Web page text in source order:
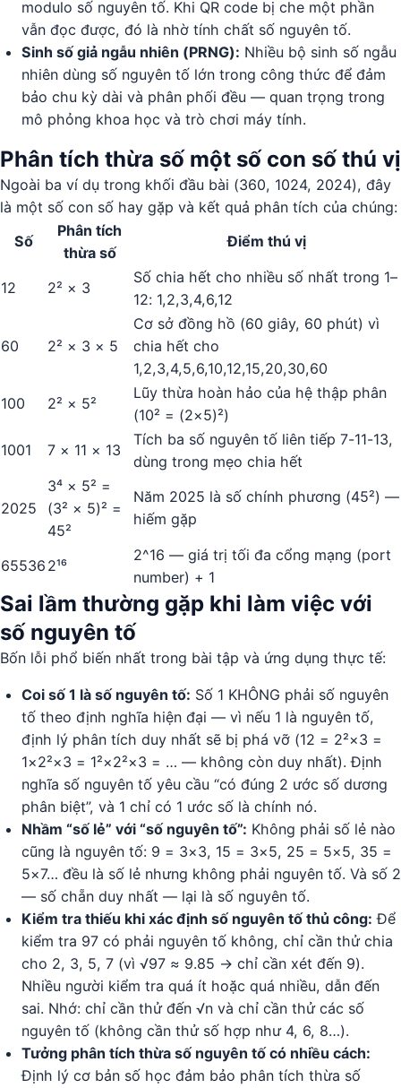
modulo số nguyên tố. Khi QR code bị che một phần
vẫn đọc được, đó là nhờ tính chất số nguyên tố.
Sinh số giả ngẫu nhiên (PRNG): Nhiều bộ sinh số ngẫu
nhiên dùng số nguyên tố lớn trong công thức để đảm
bảo chu kỳ dài và phân phối đều — quan trọng trong
mô phỏng khoa học và trò chơi máy tính.
Phân tích thừa số một số con số thú vị
Ngoài ba ví dụ trong khối đầu bài (360, 1024, 2024), đây
là một số con số hay gặp và kết quả phân tích của chúng:
Số
Phân tích
thừa số
Điểm thú vị
12 2² × 3
Số chia hết cho nhiều số nhất trong 1–
12: 1,2,3,4,6,12
60 2² × 3 × 5
Cơ sở đồng hồ (60 giây, 60 phút) vì
chia hết cho
1,2,3,4,5,6,10,12,15,20,30,60
100
2² × 5²
Lũy thừa hoàn hảo của hệ thập phân
(10² = (2×5)²)
1001
7 × 11 × 13
Tích ba số nguyên tố liên tiếp 7-11-13,
dùng trong mẹo chia hết
2025
3⁴ × 5² =
(3² × 5)² =
45²
Năm 2025 là số chính phương (45²) —
hiếm gặp
65536 2¹⁶
2^16 — giá trị tối đa cổng mạng (port
number) + 1
Sai lầm thường gặp khi làm việc với
số nguyên tố
Bốn lỗi phổ biến nhất trong bài tập và ứng dụng thực tế:
Coi số 1 là số nguyên tố: Số 1 KHÔNG phải số nguyên
tố theo định nghĩa hiện đại — vì nếu 1 là nguyên tố,
định lý phân tích duy nhất sẽ bị phá vỡ (12 = 2²×3 =
1×2²×3 = 1²×2²×3 = … — không còn duy nhất). Định
nghĩa số nguyên tố yêu cầu “có đúng 2 ước số dương
phân biệt”, và 1 chỉ có 1 ước số là chính nó.
Nhầm “số lẻ” với “số nguyên tố”: Không phải số lẻ nào
cũng là nguyên tố: 9 = 3×3, 15 = 3×5, 25 = 5×5, 35 =
5×7… đều là số lẻ nhưng không phải nguyên tố. Và số 2
— số chẵn duy nhất — lại là số nguyên tố.
Kiểm tra thiếu khi xác định số nguyên tố thủ công: Để
kiểm tra 97 có phải nguyên tố không, chỉ cần thử chia
cho 2, 3, 5, 7 (vì √97 ≈ 9.85 → chỉ cần xét đến 9).
Nhiều người kiểm tra quá ít hoặc quá nhiều, dẫn đến
sai. Nhớ: chỉ cần thử đến √n và chỉ cần thử các số
nguyên tố (không cần thử số hợp như 4, 6, 8…).
Tưởng phân tích thừa số nguyên tố có nhiều cách:
Định lý cơ bản số học đảm bảo phân tích thừa số